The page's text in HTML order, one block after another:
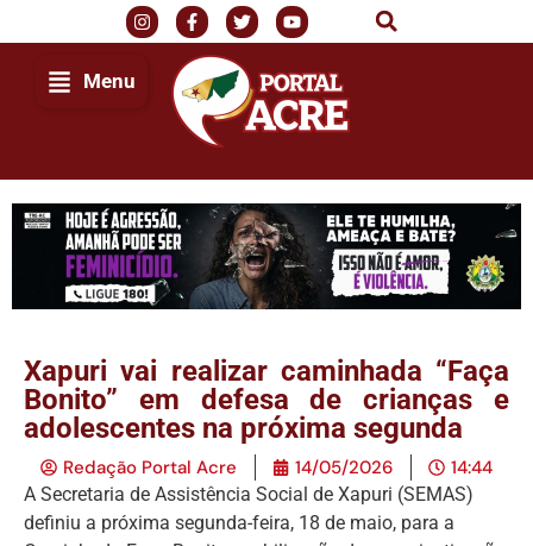
Menu
Xapuri vai realizar caminhada “Faça
Bonito” em defesa de crianças e
adolescentes na próxima segunda
Redação Portal Acre 14/05/2026 14:44
A Secretaria de Assistência Social de Xapuri (SEMAS)
definiu a próxima segunda-feira, 18 de maio, para a